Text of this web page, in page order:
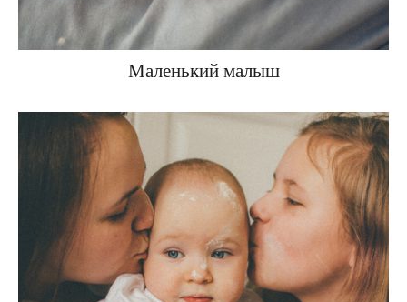
Маленький малыш